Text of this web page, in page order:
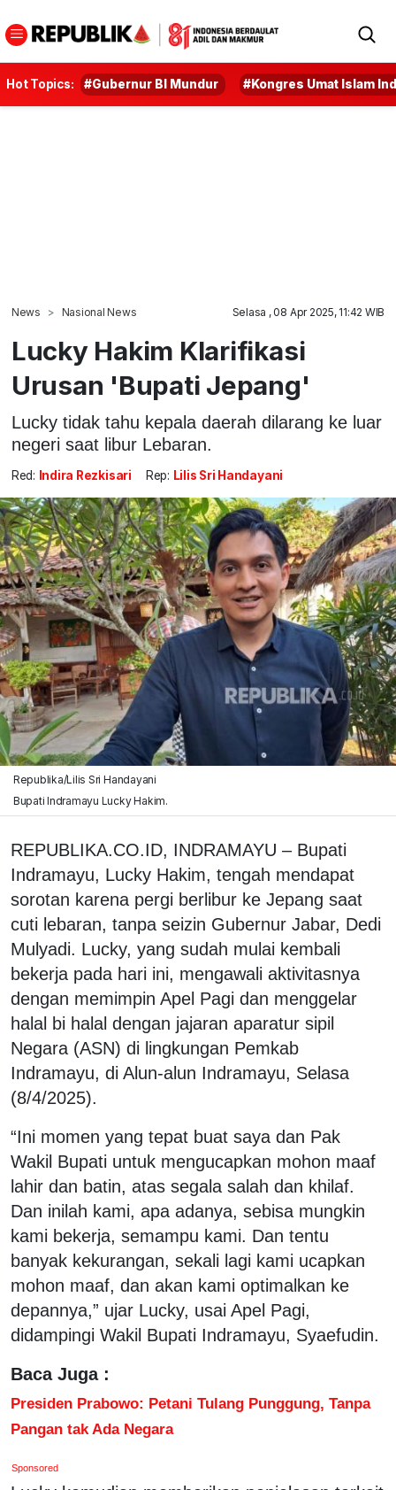
Hot Topics: #Gubernur BI Mundur #Kongres Umat Islam
News Nasional News Selasa , 08 Apr 2025, 11:42 WIB
Lucky Hakim Klarifikasi
Urusan 'Bupati Jepang'
Lucky tidak tahu kepala daerah dilarang ke luar
negeri saat libur Lebaran.
Red: Indira Rezkisari Rep: Lilis Sri Handayani
Republika/Lilis Sri Handayani
Bupati Indramayu Lucky Hakim.
REPUBLIKA.CO.ID, INDRAMAYU – Bupati
Indramayu, Lucky Hakim, tengah mendapat
sorotan karena pergi berlibur ke Jepang saat
cuti lebaran, tanpa seizin Gubernur Jabar, Dedi
Mulyadi. Lucky, yang sudah mulai kembali
bekerja pada hari ini, mengawali aktivitasnya
dengan memimpin Apel Pagi dan menggelar
halal bi halal dengan jajaran aparatur sipil
Negara (ASN) di lingkungan Pemkab
Indramayu, di Alun-alun Indramayu, Selasa
(8/4/2025).
“Ini momen yang tepat buat saya dan Pak
Wakil Bupati untuk mengucapkan mohon maaf
lahir dan batin, atas segala salah dan khilaf.
Dan inilah kami, apa adanya, sebisa mungkin
kami bekerja, semampu kami. Dan tentu
banyak kekurangan, sekali lagi kami ucapkan
mohon maaf, dan akan kami optimalkan ke
depannya,” ujar Lucky, usai Apel Pagi,
didampingi Wakil Bupati Indramayu, Syaefudin.
Baca Juga :
Presiden Prabowo: Petani Tulang Punggung, Tanpa
Pangan tak Ada Negara
Sponsored